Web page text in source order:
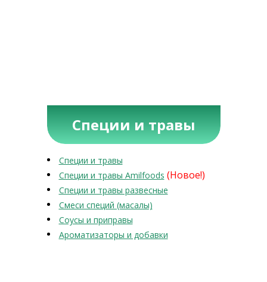
Специи и травы
Специи и травы
Специи и травы Amilfoods (Новое!)
Специи и травы развесные
Смеси специй (масалы)
Соусы и приправы
Ароматизаторы и добавки